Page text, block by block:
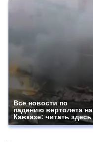
Все новости по
падению вертолета на
Кавказе: читать здесь